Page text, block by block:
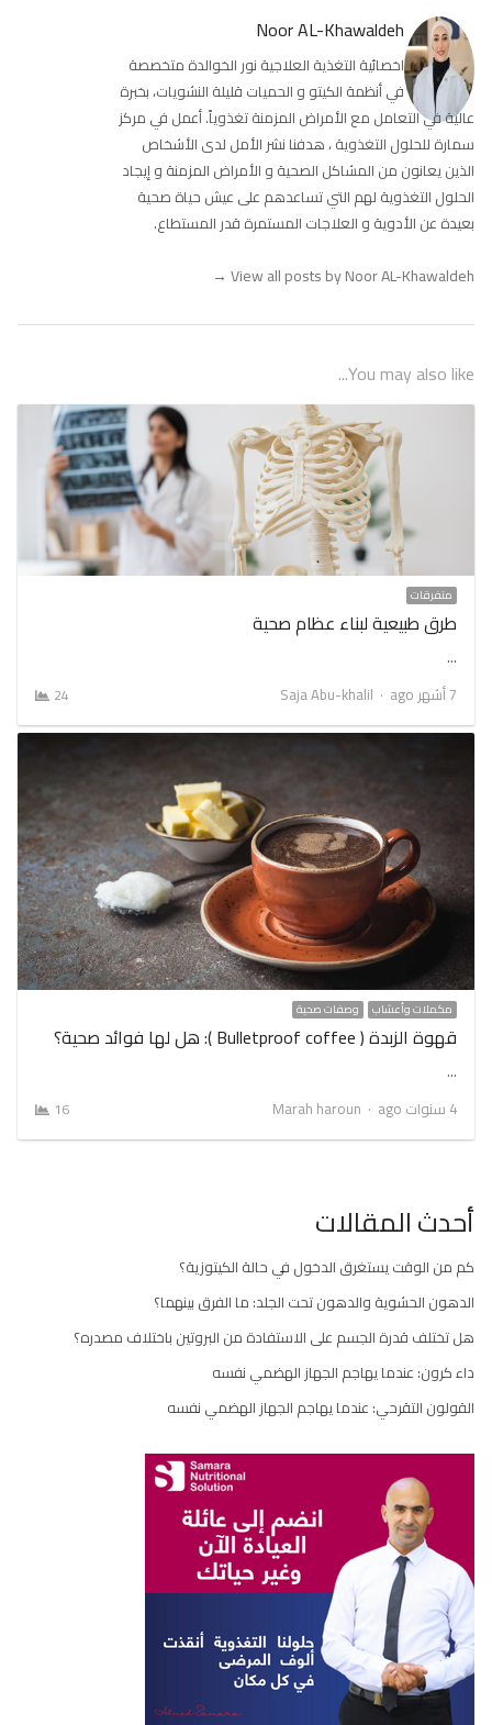
Noor AL-Khawaldeh
اخصائية التغذية العلاجية نور الخوالدة متخصصة
في أنظمة الكيتو و الحميات قليلة النشويات، بخبرة
عالية في التعامل مع الأمراض المزمنة تغذوياً. أعمل في مركز
سمارة للحلول التغذوية ، هدفنا نشر الأمل لدى الأشخاص
الذين يعانون من المشاكل الصحية و الأمراض المزمنة و إيجاد
الحلول التغذوية لهم التي تساعدهم على عيش حياة صحية
بعيدة عن الأدوية و العلاجات المستمرة قدر المستطاع.
View all posts by Noor AL-Khawaldeh
→
You may also like...
متفرقات
طرق طبيعية لبناء عظام صحية
…
7 أشهر ago
Author
Saja Abu-khalil
24
مكملات وأعشاب وصفات صحية
قهوة الزبدة ( Bulletproof coffee ): هل لها فوائد صحية؟
…
4 سنوات ago
Author
Marah haroun
16
أحدث المقالات
كم من الوقت يستغرق الدخول في حالة الكيتوزية؟
الدهون الحشوية والدهون تحت الجلد: ما الفرق بينهما؟
هل تختلف قدرة الجسم على الاستفادة من البروتين باختلاف مصدره؟
داء كرون: عندما يهاجم الجهاز الهضمي نفسه
القولون التقرحي: عندما يهاجم الجهاز الهضمي نفسه